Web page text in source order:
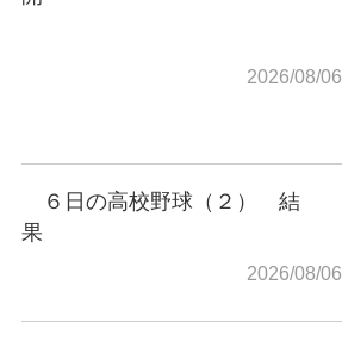
2026/08/06
６日の高校野球（２） 結
果
2026/08/06